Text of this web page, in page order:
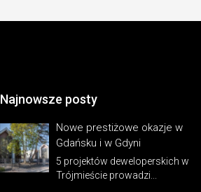
Najnowsze posty
Nowe prestiżowe okazje w
Gdańsku i w Gdyni
5 projektów deweloperskich w
Trójmieście prowadzi...